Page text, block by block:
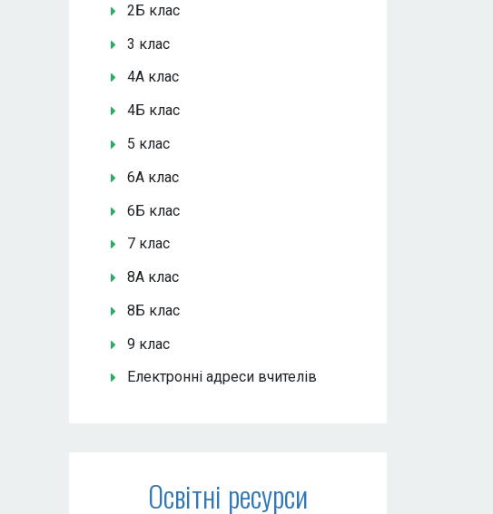
2Б клас
3 клас
4А клас
4Б клас
5 клас
6А клас
6Б клас
7 клас
8А клас
8Б клас
9 клас
Електронні адреси вчителів
Освітні ресурси